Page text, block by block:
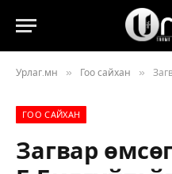
Урлаг.мн » Гоо сайхан »
ГОО САЙХАН
Загвар